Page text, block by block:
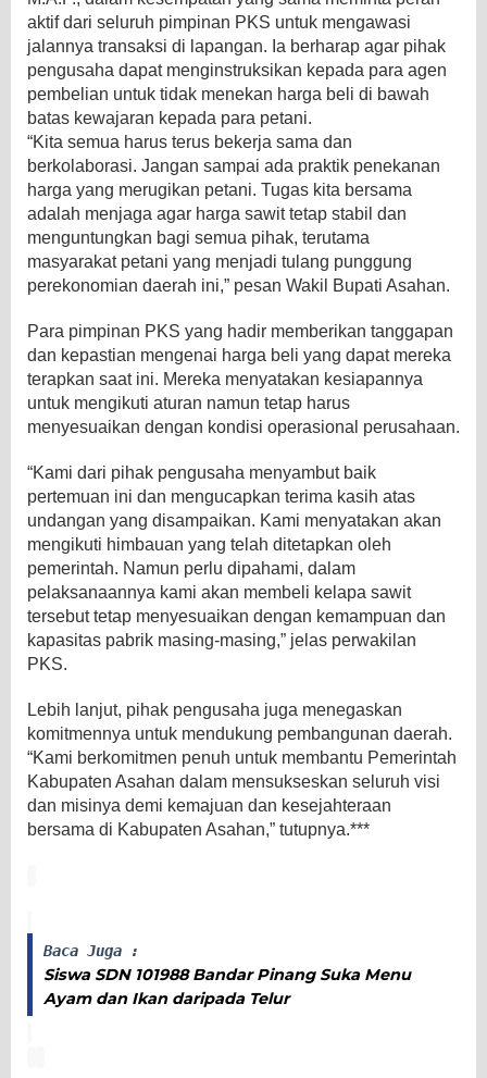
aktif dari seluruh pimpinan PKS untuk mengawasi
jalannya transaksi di lapangan. Ia berharap agar pihak
pengusaha dapat menginstruksikan kepada para agen
pembelian untuk tidak menekan harga beli di bawah
batas kewajaran kepada para petani.
“Kita semua harus terus bekerja sama dan
berkolaborasi. Jangan sampai ada praktik penekanan
harga yang merugikan petani. Tugas kita bersama
adalah menjaga agar harga sawit tetap stabil dan
menguntungkan bagi semua pihak, terutama
masyarakat petani yang menjadi tulang punggung
perekonomian daerah ini,” pesan Wakil Bupati Asahan.
Para pimpinan PKS yang hadir memberikan tanggapan
dan kepastian mengenai harga beli yang dapat mereka
terapkan saat ini. Mereka menyatakan kesiapannya
untuk mengikuti aturan namun tetap harus
menyesuaikan dengan kondisi operasional perusahaan.
“Kami dari pihak pengusaha menyambut baik
pertemuan ini dan mengucapkan terima kasih atas
undangan yang disampaikan. Kami menyatakan akan
mengikuti himbauan yang telah ditetapkan oleh
pemerintah. Namun perlu dipahami, dalam
pelaksanaannya kami akan membeli kelapa sawit
tersebut tetap menyesuaikan dengan kemampuan dan
kapasitas pabrik masing-masing,” jelas perwakilan
PKS.
Lebih lanjut, pihak pengusaha juga menegaskan
komitmennya untuk mendukung pembangunan daerah.
“Kami berkomitmen penuh untuk membantu Pemerintah
Kabupaten Asahan dalam mensukseskan seluruh visi
dan misinya demi kemajuan dan kesejahteraan
bersama di Kabupaten Asahan,” tutupnya.***
Baca Juga :
Siswa SDN 101988 Bandar Pinang Suka Menu
Ayam dan Ikan daripada Telur